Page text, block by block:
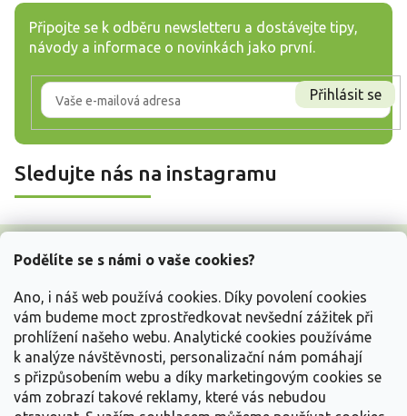
Podělíte se s námi o vaše cookies?
Ano, i náš web používá cookies. Díky povolení cookies
vám budeme moct zprostředkovat nevšední zážitek při
prohlížení našeho webu. Analytické cookies používáme
k analýze návštěvnosti, personalizační nám pomáhají
s přizpůsobením webu a díky marketingovým cookies se
vám zobrazí takové reklamy, které vás nebudou
Připojte se k odběru newsletteru a dostávejte tipy,
návody a informace o novinkách jako první.
Přihlásit se
Sledujte nás na instagramu
Z
Vše o nákupu
Informace pro Vás